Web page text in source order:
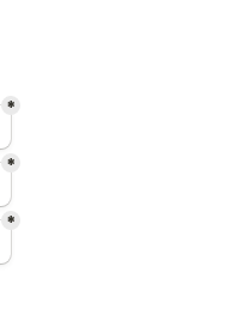
*
*
*